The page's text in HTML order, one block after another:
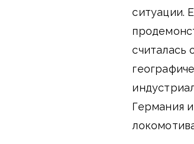
ситуации.
считалась
Германия